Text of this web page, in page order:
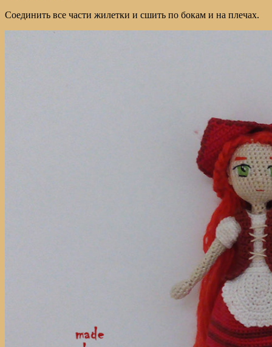
Соединить все части жилетки и сшить по бокам и на плечах.